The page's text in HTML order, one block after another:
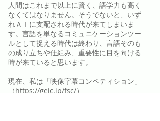
人間はこれまで以上に賢く、語学力も高く
なくてはなりません。そうでないと、いず
れＡＩに支配される時代が来てしまいま
す。言語を単なるコミュニケーションツー
ルとして捉える時代は終わり、言語そのも
の成り立ちや仕組み、重要性に目を向ける
時が来ていると思います。
現在、私は「映像字幕コンペティション」
（https://geic.jp/fsc/）